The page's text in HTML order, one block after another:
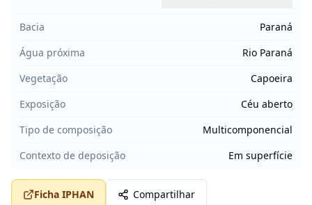
Bacia
Paraná
Água próxima
Rio Paraná
Vegetação
Capoeira
Exposição
Céu aberto
Tipo de composição
Multicomponencial
Contexto de deposição
Em superfície
Ficha IPHAN Compartilhar